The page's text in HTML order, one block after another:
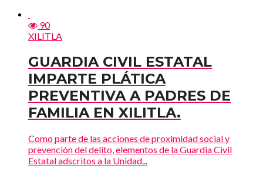
90
XILITLA
GUARDIA CIVIL ESTATAL
IMPARTE PLÁTICA
PREVENTIVA A PADRES DE
FAMILIA EN XILITLA.
Como parte de las acciones de proximidad social y
prevención del delito, elementos de la Guardia Civil
Estatal adscritos a la Unidad...